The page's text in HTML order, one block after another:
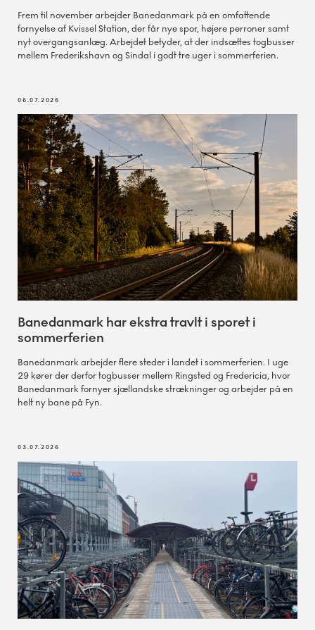
Frem til november arbejder Banedanmark på en omfattende
fornyelse af Kvissel Station, der får nye spor, højere perroner samt
nyt overgangsanlæg. Arbejdet betyder, at der indsættes togbusser
mellem Frederikshavn og Sindal i godt tre uger i sommerferien.
06.07.2026
Banedanmark har ekstra travlt i sporet i
sommerferien
Banedanmark arbejder flere steder i landet i sommerferien. I uge
29 kører der derfor togbusser mellem Ringsted og Fredericia, hvor
Banedanmark fornyer sjællandske strækninger og arbejder på en
helt ny bane på Fyn.
03.07.2026